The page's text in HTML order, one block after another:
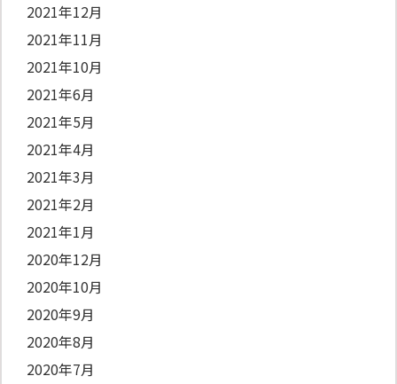
2021年12月
2021年11月
2021年10月
2021年6月
2021年5月
2021年4月
2021年3月
2021年2月
2021年1月
2020年12月
2020年10月
2020年9月
2020年8月
2020年7月